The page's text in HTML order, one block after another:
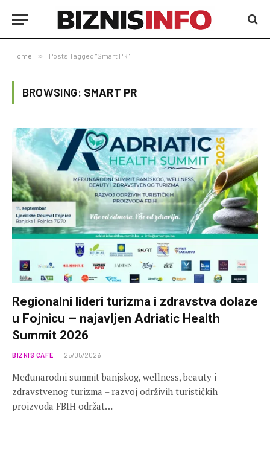
Home » Posts Tagged "Smart PR"
BROWSING: SMART PR
Regionalni lideri turizma i zdravstva dolaze
u Fojnicu – najavljen Adriatic Health
Summit 2026
BIZNIS CAFE 25/05/2026
Međunarodni summit banjskog, wellness, beauty i
zdravstvenog turizma – razvoj održivih turističkih
proizvoda FBIH održat…